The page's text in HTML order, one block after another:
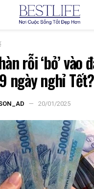
rỗi ‘bỏ’ vào
ngày nghỉ Tết?
20/01/2025